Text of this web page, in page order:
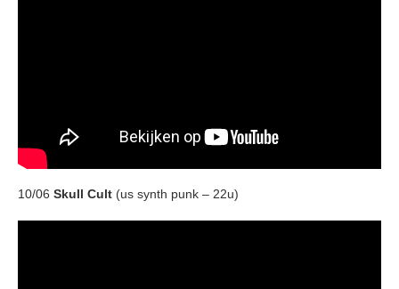
10/06 Skull Cult (us synth punk – 22u)